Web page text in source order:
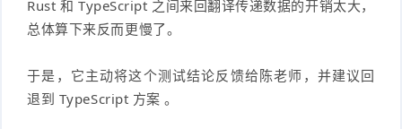
Rust 和 TypeScript 之间来回翻译传递数据的开销太大，
总体算下来反而更慢了。
于是，它主动将这个测试结论反馈给陈老师，并建议回
退到 TypeScript 方案 。